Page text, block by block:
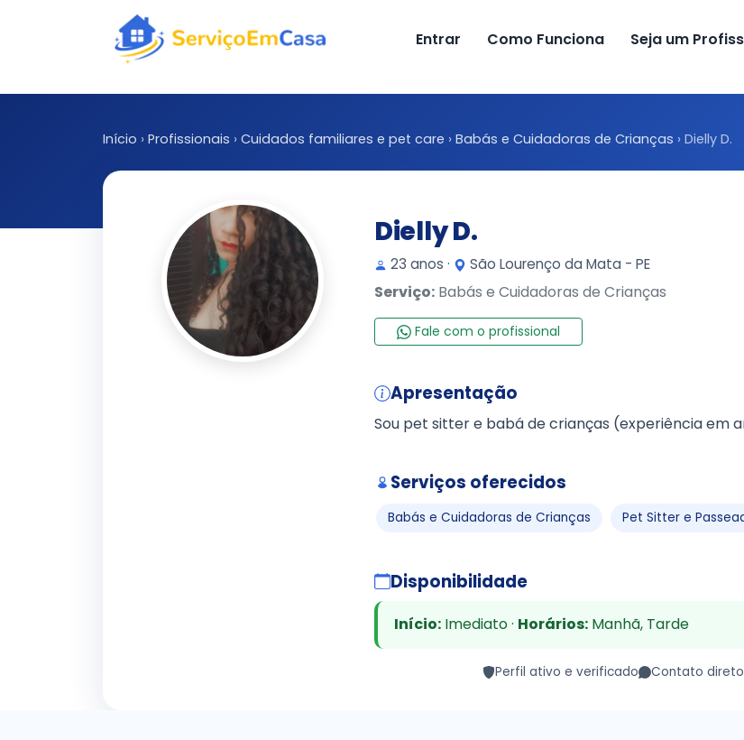
Entrar Como Funciona Seja um
Início › Profissionais › Cuidados familiares e pet care › Babás e Cuidadoras de Crianças › Dielly D.
Dielly D.
23 anos · São Lourenço da Mata - PE
Serviço: Babás e Cuidadoras de Crianças
Fale com o profissional
Apresentação
Sou pet sitter e babá de crianças (experiência em
Serviços oferecidos
Babás e Cuidadoras de Crianças Pet Sitter e
Disponibilidade
Início:Imediato · Horários:Manhã, Tarde
Perfil ativo e verificado Contato